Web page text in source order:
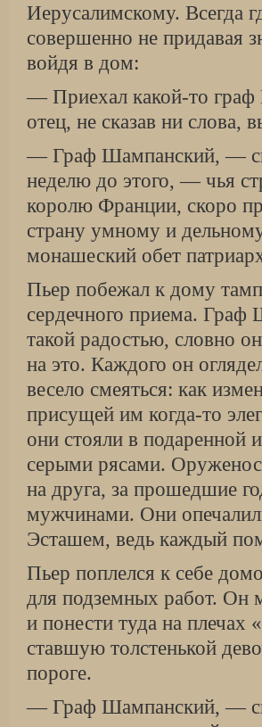
Иерусалимскому. Всегда
совершенно не придавая
войдя в дом:
— Приехал какой-то
отец, не сказав ни слова,
— Граф Шампанский, —
неделю до этого, — чья
королю Франции, скоро
страну умному и
монашеский обет
Пьер побежал к дому
сердечного приема.
такой радостью, словно
на это. Каждого он
весело смеяться: как
присущей им когда-то
они стояли в подаренной
серыми рясами.
на друга, за прошедшие
мужчинами. Они
Эсташем, ведь каждый
Пьер поплелся к себе
для подземных работ. Он
и понести туда на
ставшую толстенькой
пороге.
— Граф Шампанский, —